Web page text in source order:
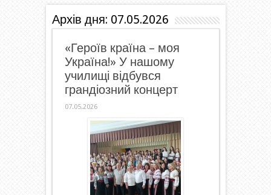
Архів дня: 07.05.2026
«Героїв країна – моя
Україна!» У нашому
училищі відбувся
грандіозний концерт
07.05.2026